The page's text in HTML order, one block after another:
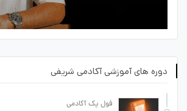
دوره های آموزشی آکادمی شریفی
فول پک آکادمی